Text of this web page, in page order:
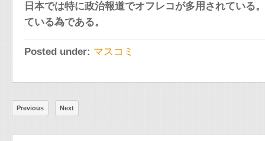
日本では特に政治報道でオフレコが多用されている
ている為である。
Posted under: マスコミ
Previous Next